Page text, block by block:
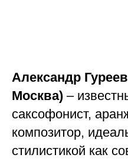
Александр
Москва) –
саксофонист,
композитор,
стилистикой как